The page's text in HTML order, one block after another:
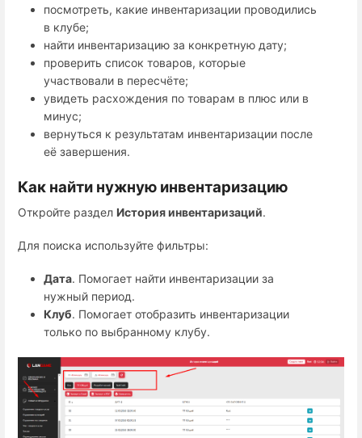
посмотреть, какие инвентаризации проводились
в клубе;
найти инвентаризацию за конкретную дату;
проверить список товаров, которые
участвовали в пересчёте;
увидеть расхождения по товарам в плюс или в
минус;
вернуться к результатам инвентаризации после
её завершения.
Как найти нужную инвентаризацию
Откройте раздел История инвентаризаций.
Для поиска используйте фильтры:
Дата. Помогает найти инвентаризации за
нужный период.
Клуб. Помогает отобразить инвентаризации
только по выбранному клубу.